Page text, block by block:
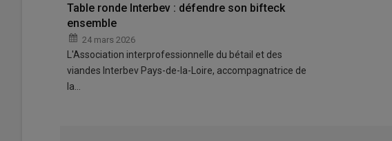
Table ronde Interbev : défendre son bifteck
ensemble
24 mars 2026
L'Association interprofessionnelle du bétail et des
viandes Interbev Pays-de-la-Loire, accompagnatrice de
la…